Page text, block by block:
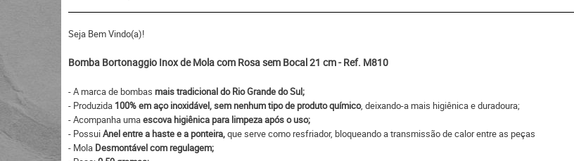
Seja Bem Vindo(a)!
Bomba Bortonaggio Inox de Mola com Rosa sem Bocal 21 cm - Ref. M810
- A marca de bombas mais tradicional do Rio Grande do Sul;
- Produzida 100% em aço inoxidável, sem nenhum tipo de produto químico, deixando-a mais higiênica e duradoura;
- Acompanha umaescova higiênica para limpeza após o uso;
- PossuiAnel entre a haste e a ponteira,que serve como resfriador, bloqueando a transmissão de calor entre as peças
- Mola Desmontável com regulagem;